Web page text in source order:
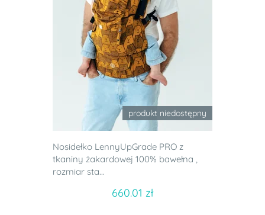
produkt niedostępny
Nosidełko LennyUpGrade PRO z
tkaniny żakardowej 100% bawełna ,
rozmiar sta...
660.01 zł